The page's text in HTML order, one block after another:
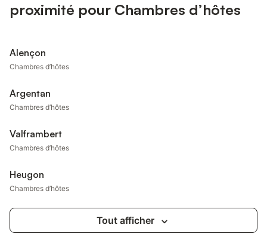
proximité pour Chambres d’hôtes
Alençon
Chambres d’hôtes
Argentan
Chambres d’hôtes
Valframbert
Chambres d’hôtes
Heugon
Chambres d’hôtes
Tout afficher